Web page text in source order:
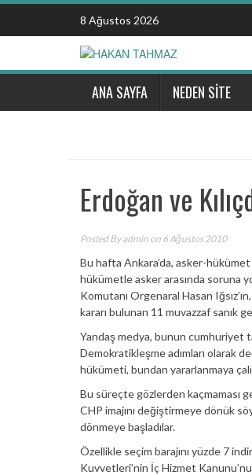
Skip
content
8 Ağustos 2026
ANA SAYFA NEDEN SİTE
Erdoğan ve
Posted Byadmin on 6 Ağustos 2010
Bu hafta Ankara’da, asker-
hükümetle asker arasında soruna
Komutanı Orgenaral Hasan
kararı bulunan 11 muvazzaf sanık
Yandaş medya, bunun cumhuriyet
Demokratikleşme adımları olarak
hükümeti, bundan yararlanmaya
Bu süreçte gözlerden kaçmaması
CHP imajını değiştirmeye dönük
dönmeye başladılar.
Özellikle seçim barajını yüzde 7
Kuvvetleri’nin İç Hizmet